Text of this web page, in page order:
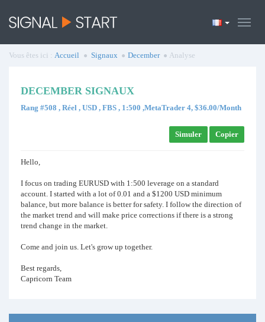
Vous êtes ici : Accueil Signaux December Analyse
DECEMBER SIGNAUX
Rang #508 , Réel , USD , FBS , 1:500 ,MetaTrader 4, $36.00/Month
Simuler Copier
Hello,
I focus on trading EURUSD with 1:500 leverage on a standard
account. I started with a lot of 0.01 and a $1200 USD minimum
balance, but more balance is better for safety. I follow the direction of
the market trend and will make price corrections if there is a strong
trend change in the market.
Come and join us. Let's grow up together.
Best regards,
Capricorn Team